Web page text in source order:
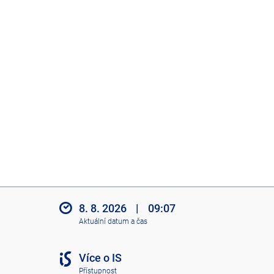
8. 8. 2026 | 09:07
Aktuální datum a čas
Více o IS
Přístupnost